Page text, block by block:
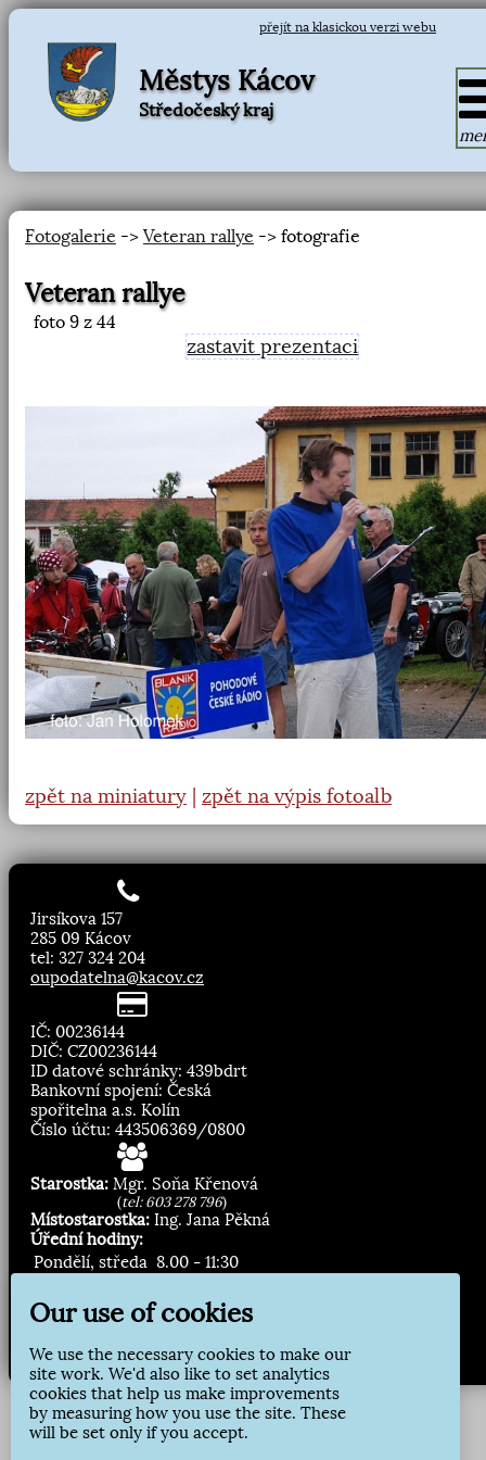
přejít na klasickou verzi webu
Městys Kácov
Středočeský kraj
Fotogalerie -> Veteran rallye -> fotografie
Veteran rallye
foto 9 z 44
zastavit prezentaci
zpět na miniatury zpět na výpis fotoalb
Jirsíkova 157
285 09 Kácov
tel: 327 324 204
oupodatelna@kacov.cz
IČ: 00236144
DIČ: CZ00236144
ID datové schránky: 439bdrt
Bankovní spojení: Česká
spořitelna a.s. Kolín
Číslo účtu: 443506369/0800
Starostka: Mgr. Soňa Křenová
(tel: 603 278 796)
Místostarostka: Ing. Jana Pěkná
Úřední hodiny:
Pondělí, středa 8.00 - 11:30
Zasílání novinek:
Přihlásit odběr
Our use of cookies
We use the necessary cookies to make our
site work. We'd also like to set analytics
cookies that help us make improvements
by measuring how you use the site. These
will be set only if you accept.